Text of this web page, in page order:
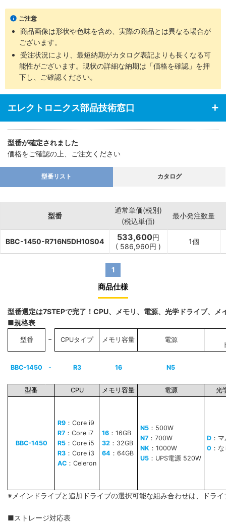
ご注意
商品画像は形状や色味を含め、実際の商品とは異なる場合が
ございます。
受注状況により、最短納期がカタログ表記よりも長くなる可
能性がございます。現状の詳細な納期は「価格を確認」を押
下し、ご確認ください。
エレクトロニクス部品技術窓口
型番が確定されました
価格をご確認の上、ご注文ください
型番リスト カタログ
型番
通常単価(税別)
(税込単価)
最小発注数量
BBC-1450-R716N5DH10S04 533,600円
( 586,960円 )
1個
1
商品仕様
型番選定は7STEPで完了！CPU、メモリ、電源、光学ドライブ、
■規格表
型番 − CPUタイプ メモリ容量 電源
BBC-1450 - R3 16 N5
型番 CPU メモリ容量 電源 光
BBC-1450
R9 ：Core i9
R7 ：Core i7
R5 ：Core i5
R3 ：Core i3
AC ：Celeron
16 ：16GB
32 ：32GB
64 ：64GB
N5 ：500W
N7 ：700W
NK ：1000W
U5 ：UPS電源 520W
D ：
0 ：
※メインドライブと追加ドライブの選択可能な組み合わせは、ドラ
■ストレージ対応表